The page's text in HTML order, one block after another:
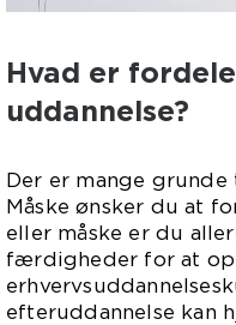
Hvad er
uddannelse?
Der er mange grunde
Måske ønsker du at
eller måske er du
færdigheder for at
efteruddannelse kan